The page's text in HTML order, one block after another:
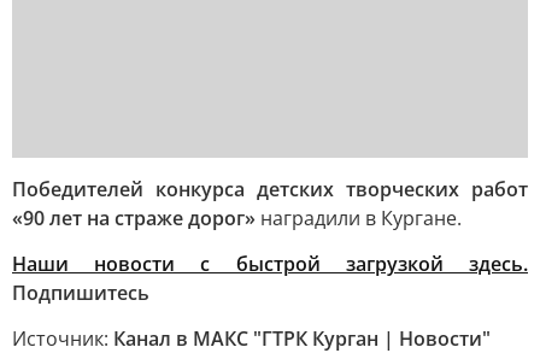
Победителей конкурса детских творческих работ
«90 лет на страже дорог» наградили в Кургане.
Наши новости с быстрой загрузкой здесь.
Подпишитесь
Источник: Канал в МАКС "ГТРК Курган | Новости"